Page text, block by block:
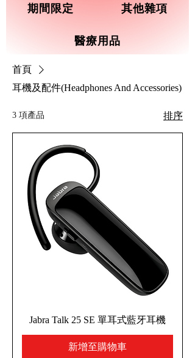
期間限定 其他雜項
醫療用品
首頁
耳機及配件(Headphones And Accessories)
3 項產品 排序
Jabra Talk 25 SE 單耳式藍牙耳機
新增至購物車